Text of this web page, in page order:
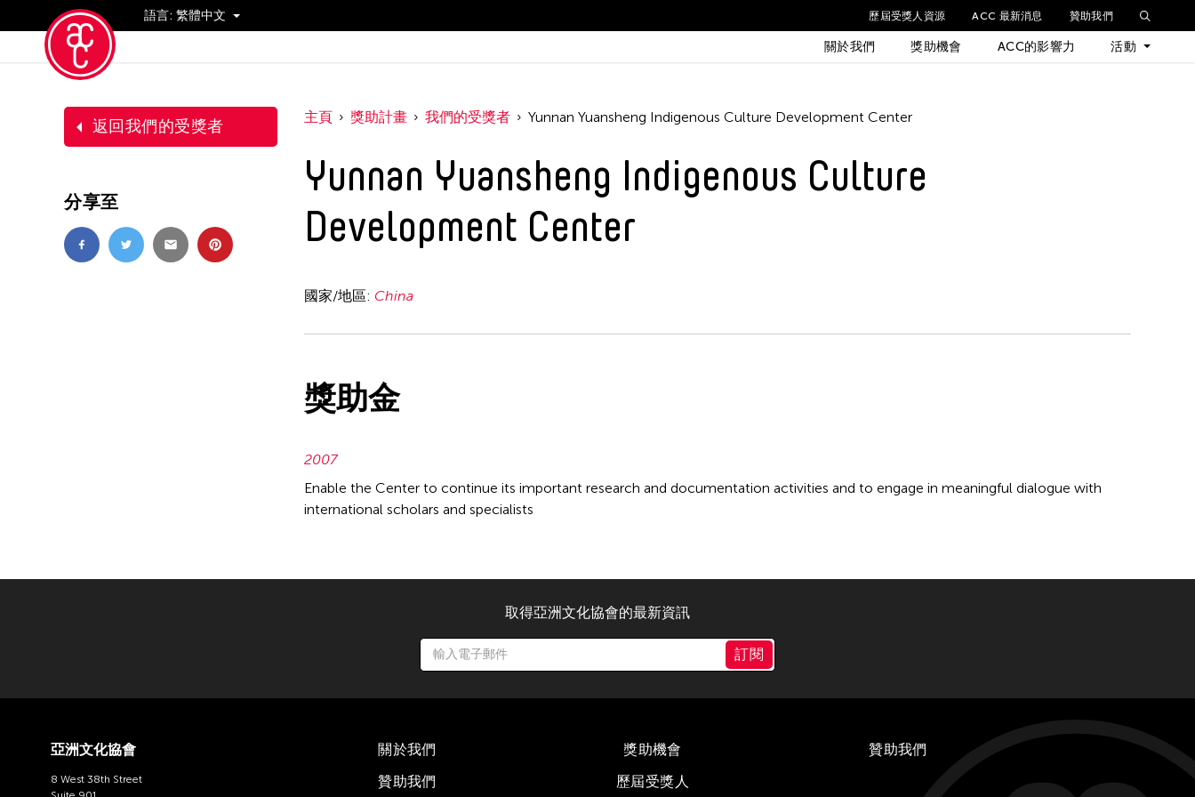
語言: 繁體中文 歷屆受獎人資源 ACC 最新消息 贊助我們
關於我們 獎助機會 ACC的影響力 活動
活動 最新活動
歷年活動
返回我們的受獎者
分享至
主頁 獎助計畫 我們的受獎者 Yunnan Yuansheng Indigenous Culture Development Center
Yunnan Yuansheng Indigenous Culture
Development Center
國家/地區: China
獎助金
2007
Enable the Center to continue its important research and documentation activities and to engage in meaningful dialogue with
international scholars and specialists
取得亞洲文化協會的最新資訊
訂閱
亞洲文化協會
8 West 38th Street
關於我們
贊助我們
獎助機會
歷屆受獎人
贊助我們